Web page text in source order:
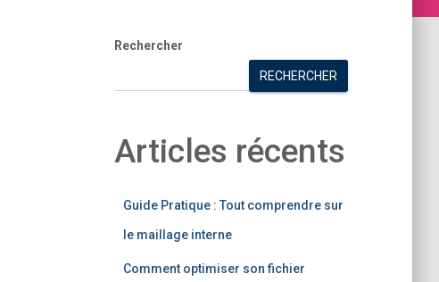
Rechercher
RECHERCHER
Articles récents
Guide Pratique : Tout comprendre sur
le maillage interne
Comment optimiser son fichier